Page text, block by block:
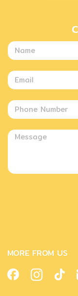
MORE FROM US